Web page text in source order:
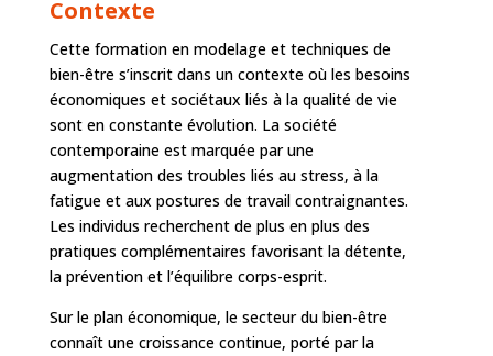
Contexte
Cette formation en modelage et techniques de
bien-être s’inscrit dans un contexte où les besoins
économiques et sociétaux liés à la qualité de vie
sont en constante évolution. La société
contemporaine est marquée par une
augmentation des troubles liés au stress, à la
fatigue et aux postures de travail contraignantes.
Les individus recherchent de plus en plus des
pratiques complémentaires favorisant la détente,
la prévention et l’équilibre corps-esprit.
Sur le plan économique, le secteur du bien-être
connaît une croissance continue, porté par la